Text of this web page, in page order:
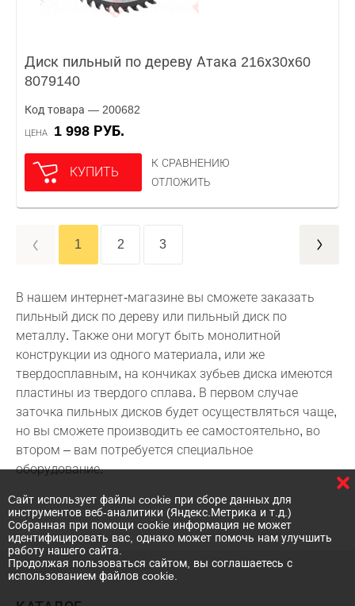
Диск пильный по дереву Атака 216х30х60
8079140
Код товара — 200682
ЦЕНА 1 998 РУБ.
КУПИТЬ
К СРАВНЕНИЮ
ОТЛОЖИТЬ
1 2 3
В нашем интернет-магазине вы сможете заказать
пильный диск по дереву или пильный диск по
металлу. Также они могут быть монолитной
конструкции из одного материала, или же
твердосплавным, на кончиках зубьев диска имеются
пластины из твердого сплава. В первом случае
заточка пильных дисков будет осуществляться чаще,
но вы сможете производить ее самостоятельно, во
втором – вам потребуется специальное
оборудование.
Cайт использует файлы cookie при сборе данных для
инструментов веб-аналитики (Яндекс.Метрика и т.д.)
Собранная при помощи cookie информация не может
идентифицировать вас, однако может помочь нам улучшить
работу нашего сайта.
Продолжая пользоваться сайтом, вы соглашаетесь с
использованием файлов cookie.